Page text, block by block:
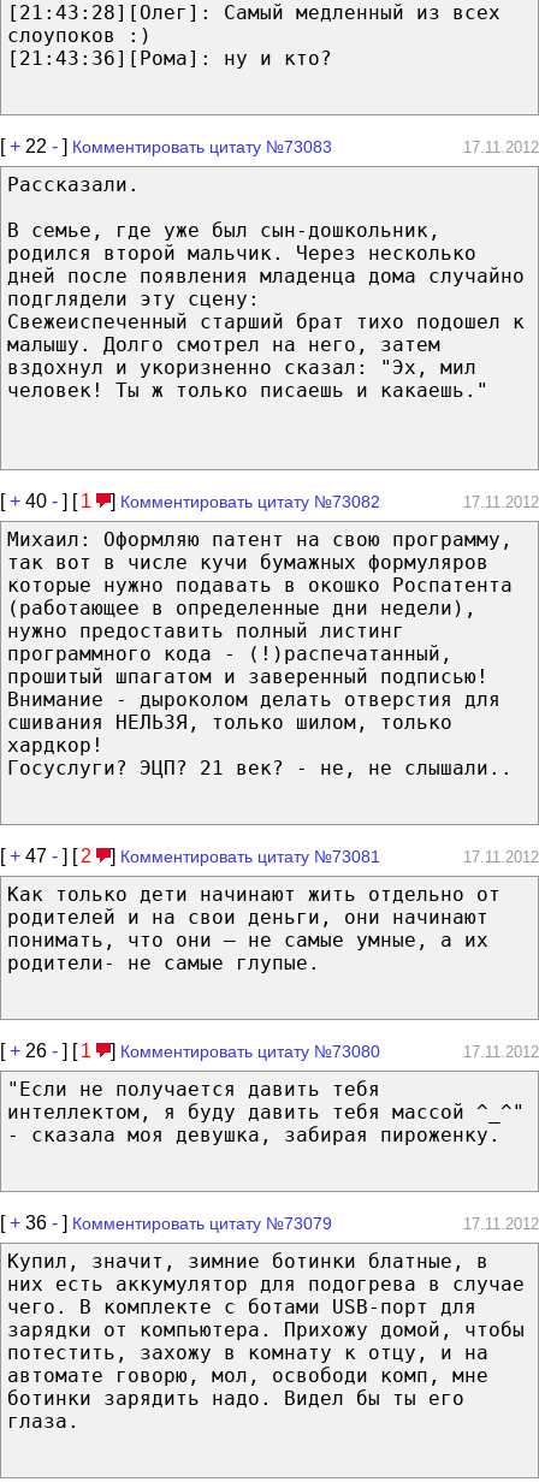
[21:43:28][Олег]: Самый медленный из всех
слоупоков :)
[21:43:36][Рома]: ну и кто?
[+ 22 - ] Комментировать цитату №73083 17.11.2012
Рассказали.
В семье, где уже был сын-дошкольник,
родился второй мальчик. Через несколько
дней после появления младенца дома случайно
подглядели эту сцену:
Свежеиспеченный старший брат тихо подошел к
малышу. Долго смотрел на него, затем
вздохнул и укоризненно сказал: "Эх, мил
человек! Ты ж только писаешь и какаешь."
[+ 40 - ] [ 1 ] Комментировать цитату №73082 17.11.2012
Михаил: Оформляю патент на свою программу,
так вот в числе кучи бумажных формуляров
которые нужно подавать в окошко Роспатента
(работающее в определенные дни недели),
нужно предоставить полный листинг
программного кода - (!)распечатанный,
прошитый шпагатом и заверенный подписью!
Внимание - дыроколом делать отверстия для
сшивания НЕЛЬЗЯ, только шилом, только
хардкор!
Госуслуги? ЭЦП? 21 век? - не, не слышали..
[+ 47 - ] [ 2 ] Комментировать цитату №73081 17.11.2012
Как только дети начинают жить отдельно от
родителей и на свои деньги, они начинают
понимать, что они – не самые умные, а их
родители- не самые глупые.
[+ 26 - ] [ 1 ] Комментировать цитату №73080 17.11.2012
"Если не получается давить тебя
интеллектом, я буду давить тебя массой ^_^"
- сказала моя девушка, забирая пироженку.
[+ 36 - ] Комментировать цитату №73079 17.11.2012
Купил, значит, зимние ботинки блатные, в
них есть аккумулятор для подогрева в случае
чего. В комплекте с ботами USB-порт для
зарядки от компьютера. Прихожу домой, чтобы
потестить, захожу в комнату к отцу, и на
автомате говорю, мол, освободи комп, мне
ботинки зарядить надо. Видел бы ты его
глаза.